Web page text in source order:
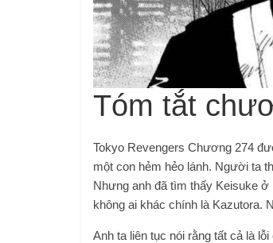
Tóm tắt
Tokyo Revengers Chương 274
một con hẻm hẻo lánh. Người ta
Nhưng anh đã tìm thấy Keisuke
không ai khác chính là Kazutora.
Anh ta liên tục nói rằng tất cả là